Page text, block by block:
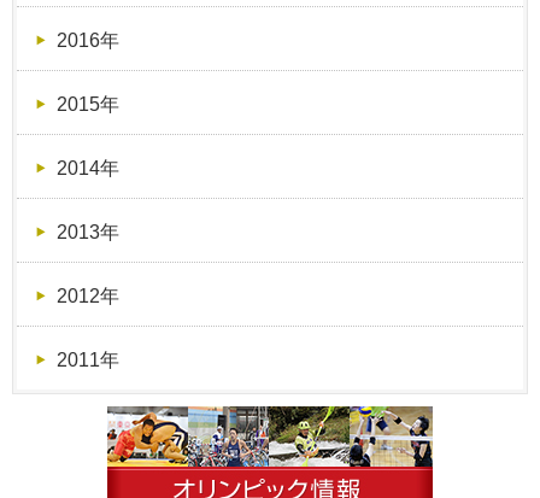
2016年
2015年
2014年
2013年
2012年
2011年